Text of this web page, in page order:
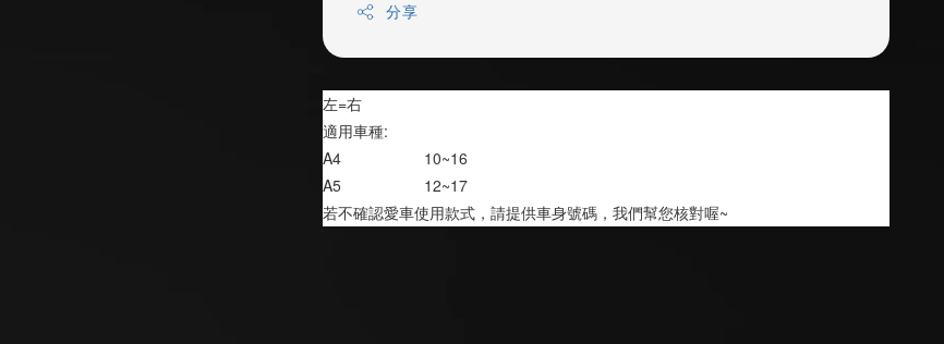
分享
左=右
適用車種:
A4                   10~16
A5                   12~17
若不確認愛車使用款式，請提供車身號碼，我們幫您核對喔~